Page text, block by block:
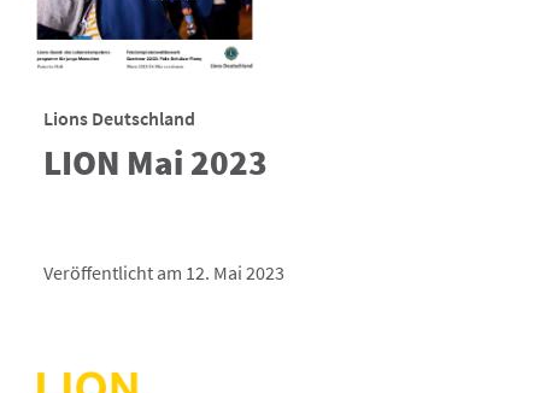
Lions Deutschland
LION Mai 2023
Veröffentlicht am 12. Mai 2023